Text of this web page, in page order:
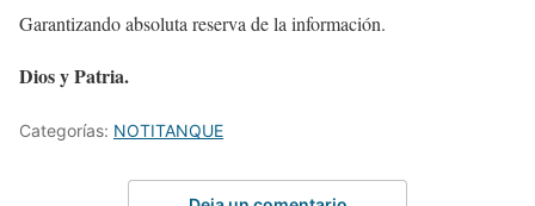
Garantizando absoluta reserva de la información.
Dios y Patria.
Categorías: NOTITANQUE